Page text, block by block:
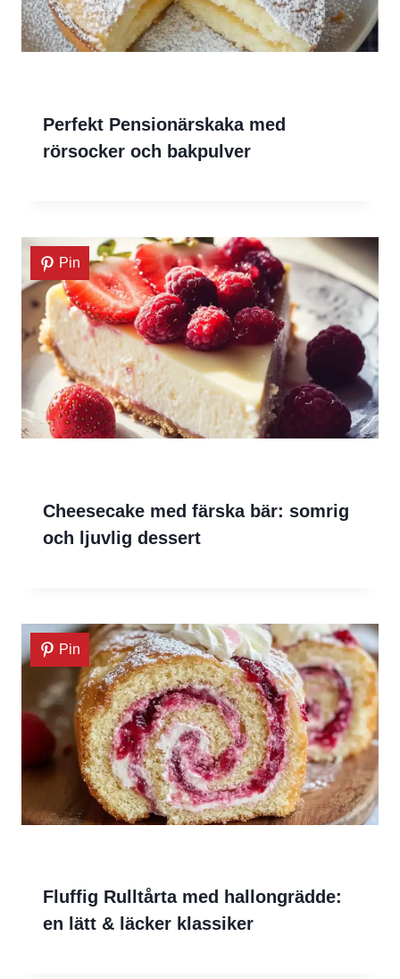
Perfekt Pensionärskaka med
rörsocker och bakpulver
Pin
Cheesecake med färska bär: somrig
och ljuvlig dessert
Pin
Fluffig Rulltårta med hallongrädde:
en lätt & läcker klassiker